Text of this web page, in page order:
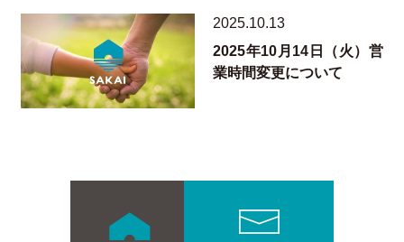
2025.10.13
2025年10月14日（火）営
業時間変更について